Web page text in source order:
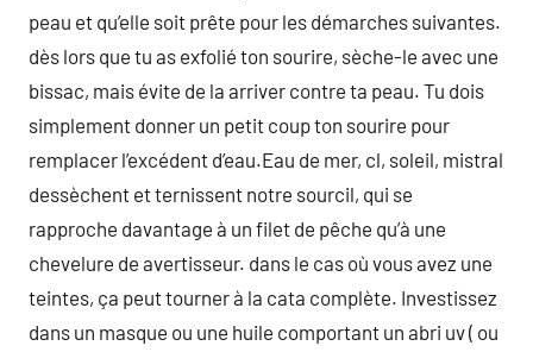
peau et qu’elle soit prête pour les démarches suivantes.
dès lors que tu as exfolié ton sourire, sèche-le avec une
bissac, mais évite de la arriver contre ta peau. Tu dois
simplement donner un petit coup ton sourire pour
remplacer l’excédent d’eau.Eau de mer, cl, soleil, mistral
dessèchent et ternissent notre sourcil, qui se
rapproche davantage à un filet de pêche qu’à une
chevelure de avertisseur. dans le cas où vous avez une
teintes, ça peut tourner à la cata complète. Investissez
dans un masque ou une huile comportant un abri uv ( ou